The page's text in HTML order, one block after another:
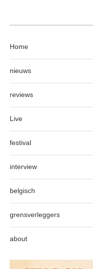
Home
nieuws
reviews
Live
festival
interview
belgisch
grensverleggers
about